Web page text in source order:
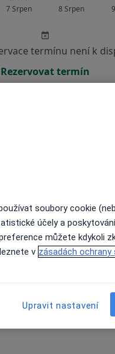
7 Srpen 8 Srpen
termínu není k
Rezervovat termín
vašemu
Zítra
7 Srpen
So
8 Srpen
termínu není k
soubory cookie
účely a
můžete kdykoli
v zásadách ochrany
Upravit nastavení